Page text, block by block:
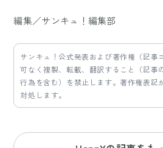
編集／サンキュ！編集部
サンキュ！公式発表および著作権（記事
可なく複製、転載、翻訳すること（記事
行為を含む）を禁止します。著作権表記
対処します。